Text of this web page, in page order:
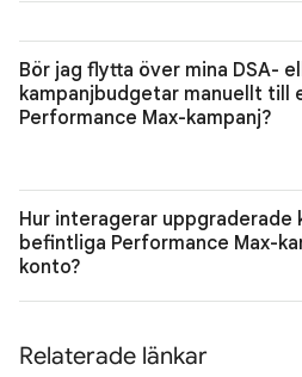
Bör jag flytta över mina DSA-
kampanjbudgetar manuellt till
Performance Max-kampanj?
Hur interagerar uppgraderade
befintliga Performance Max-
konto?
Relaterade länkar